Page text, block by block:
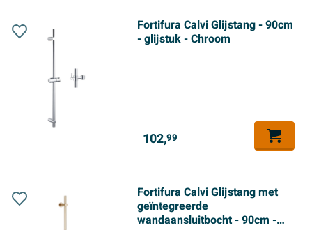
Fortifura Calvi Glijstang - 90cm
- glijstuk - Chroom
102,99
Fortifura Calvi Glijstang met
geïntegreerde
wandaansluitbocht - 90cm -